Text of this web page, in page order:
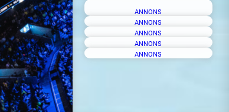
ANNONS
ANNONS
ANNONS
ANNONS
ANNONS